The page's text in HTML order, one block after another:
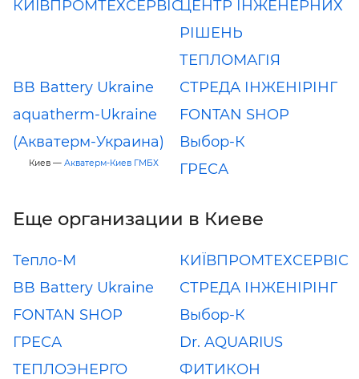
КИЇВПРОМТЕХСЕРВІСЦЕНТР ІНЖЕНЕРНИХ
РІШЕНЬ
ТЕПЛОМАГІЯ
BB Battery Ukraine
СТРЕДА ІНЖЕНІРІНГ
aquatherm-Ukraine
(Акватерм-Украина)
Киев — Акватерм-Киев ГМБХ
FONTAN SHOP
Выбор-К
ГРЕСА
Еще организации в Киеве
Тепло-М
КИЇВПРОМТЕХСЕРВІС
BB Battery Ukraine
СТРЕДА ІНЖЕНІРІНГ
FONTAN SHOP
Выбор-К
ГРЕСА
Dr. AQUARIUS
ТЕПЛОЭНЕРГО
ФИТИКОН